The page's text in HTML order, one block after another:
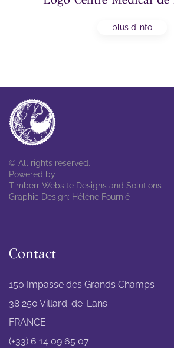
plus d'info
© All rights reserved.
Powered by
Timberr Website Designs and Solutions
Graphic Design: Hélène Fournié
Contact
150 Impasse des Grands Champs
38 250 Villard-de-Lans
FRANCE
(+33) 6 14 09 65 07